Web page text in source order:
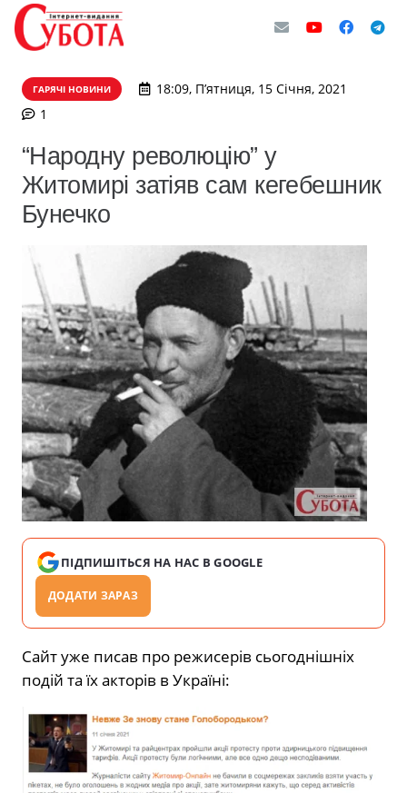
ГАРЯЧІ НОВИНИ
18:09, П’ятниця, 15 Січня, 2021
1
“Народну революцію” у
Житомирі затіяв сам кегебешник
Бунечко
ПІДПИШІТЬСЯ НА НАС В GOOGLE
ДОДАТИ ЗАРАЗ
Сайт уже писав про режисерів сьогоднішніх
подій та їх акторів в Україні: